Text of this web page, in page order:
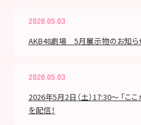
2026.05.03
AKB48劇場 5月展示物のお知ら
2026.05.03
2026年5月2日（土）17:30～ 「こ
を配信！